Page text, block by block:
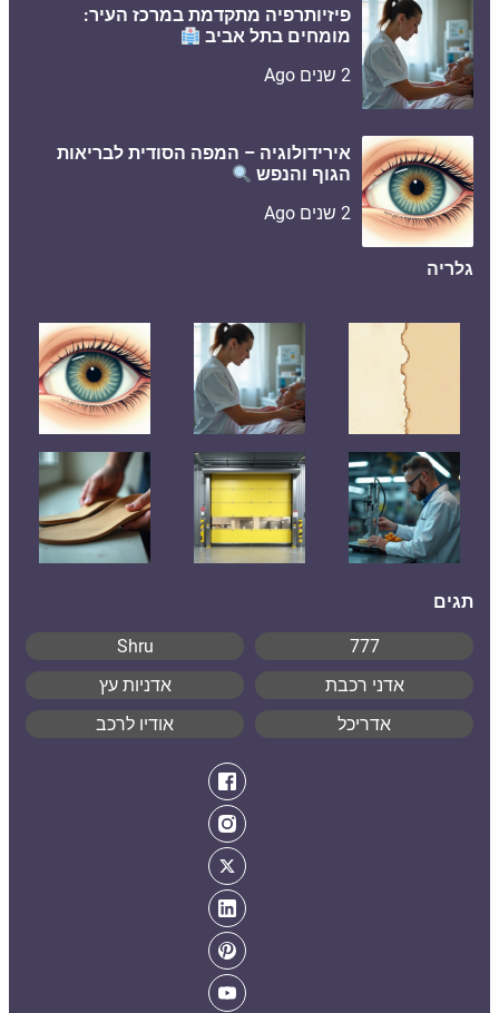
פיזיותרפיה מתקדמת במרכז העיר:
מומחים בתל אביב
2 שנים Ago
אירידולוגיה – המפה הסודית לבריאות
הגוף והנפש
2 שנים Ago
גלריה
תגים
777
Shru
אדני רכבת
אדניות עץ
אדריכל
אודיו לרכב